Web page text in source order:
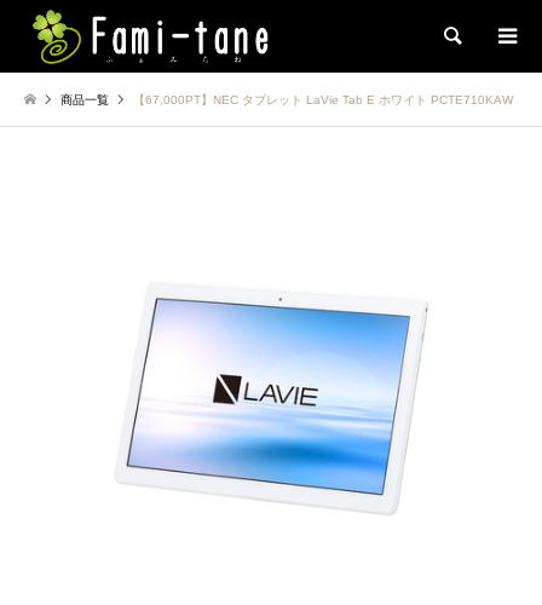
検索
商品一覧 【67,000PT】NEC タブレット LaVie Tab E ホワイト PCTE710KAW